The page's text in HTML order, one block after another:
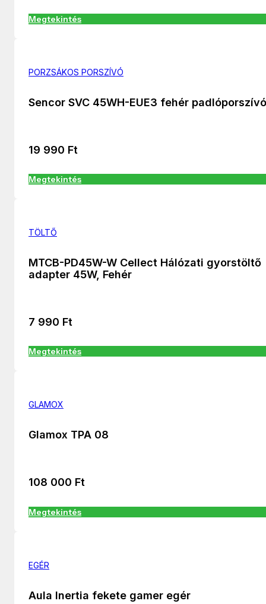
Megtekintés
PORZSÁKOS PORSZÍVÓ
Sencor SVC 45WH-EUE3 fehér padlóporszívó
19 990 Ft
Megtekintés
TÖLTŐ
MTCB-PD45W-W Cellect Hálózati gyorstöltő
adapter 45W, Fehér
7 990 Ft
Megtekintés
GLAMOX
Glamox TPA 08
108 000 Ft
Megtekintés
EGÉR
Aula Inertia fekete gamer egér